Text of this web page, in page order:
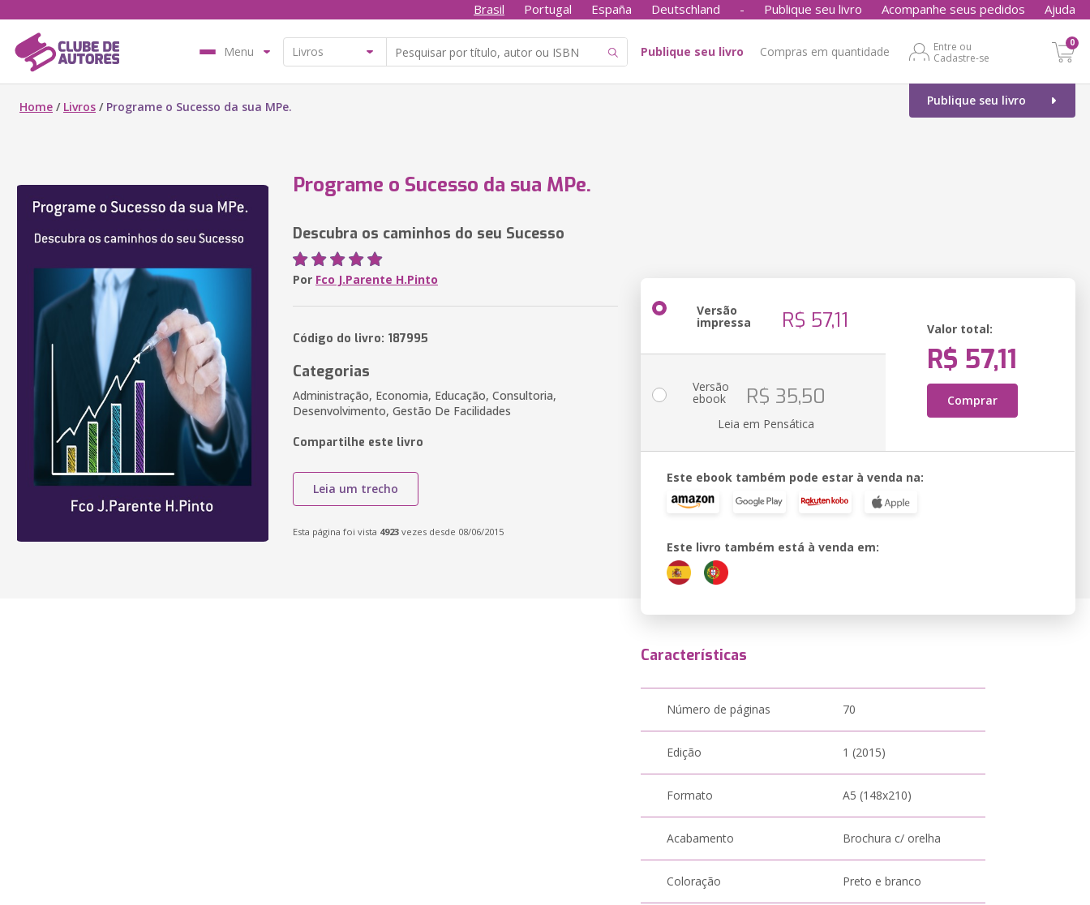
Brasil Portugal España Deutschland - Publique seu livro Acompanhe seus pedidos Ajuda
Menu Publique seu livro Compras em quantidade
Entre ou
Cadastre-se
0
Publique seu livro
Home / Livros / Programe o Sucesso da sua MPe.
Programe o Sucesso da sua MPe.
Descubra os caminhos do seu Sucesso
Por Fco J.Parente H.Pinto
Código do livro: 187995
Categorias
Administração, Economia, Educação, Consultoria,
Desenvolvimento, Gestão De Facilidades
Compartilhe este livro
Leia um trecho
Esta página foi vista 4923 vezes desde 08/06/2015
Versão
impressa R$ 57,11 Valor total:
R$ 57,11
Comprar
Versão
ebook R$ 35,50
Leia em Pensática
Este ebook também pode estar à venda na:
Este livro também está à venda em:
Características
Número de páginas 70
Edição 1 (2015)
Formato A5 (148x210)
Acabamento Brochura c/ orelha
Coloração Preto e branco